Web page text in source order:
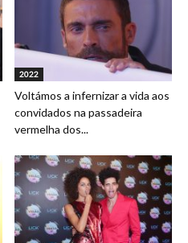
2022
Voltámos a infernizar a vida aos
convidados na passadeira
vermelha dos...